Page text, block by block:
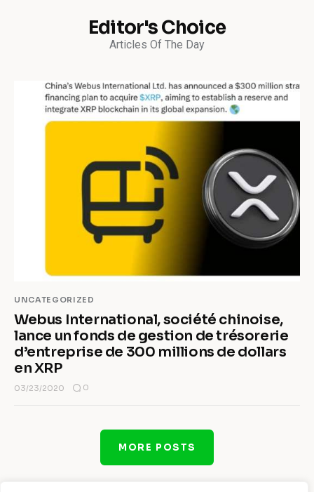
Editor's Choice
Articles Of The Day
UNCATEGORIZED
Webus International, société chinoise,
lance un fonds de gestion de trésorerie
d’entreprise de 300 millions de dollars
en XRP
03/23/2020 0
MORE POSTS